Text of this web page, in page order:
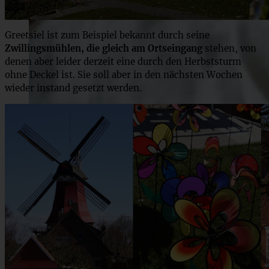
Greetsiel ist zum Beispiel bekannt durch seine
Zwillingsmühlen, die gleich am Ortseingang stehen, von
denen aber leider derzeit eine durch den Herbststurm
ohne Deckel ist. Sie soll aber in den nächsten Wochen
wieder instand gesetzt werden.